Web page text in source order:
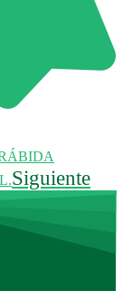
Siguiente